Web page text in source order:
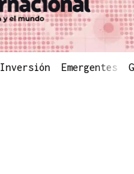
Inversión Emergentes